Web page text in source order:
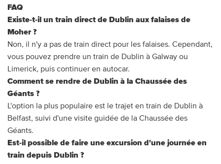
FAQ
Existe-t-il un train direct de Dublin aux falaises de
Moher ?
Non, il n'y a pas de train direct pour les falaises. Cependant,
vous pouvez prendre un train de Dublin à Galway ou
Limerick, puis continuer en autocar.
Comment se rendre de Dublin à la Chaussée des
Géants ?
L'option la plus populaire est le trajet en train de Dublin à
Belfast, suivi d'une visite guidée de la Chaussée des
Géants.
Est-il possible de faire une excursion d'une journée en
train depuis Dublin ?